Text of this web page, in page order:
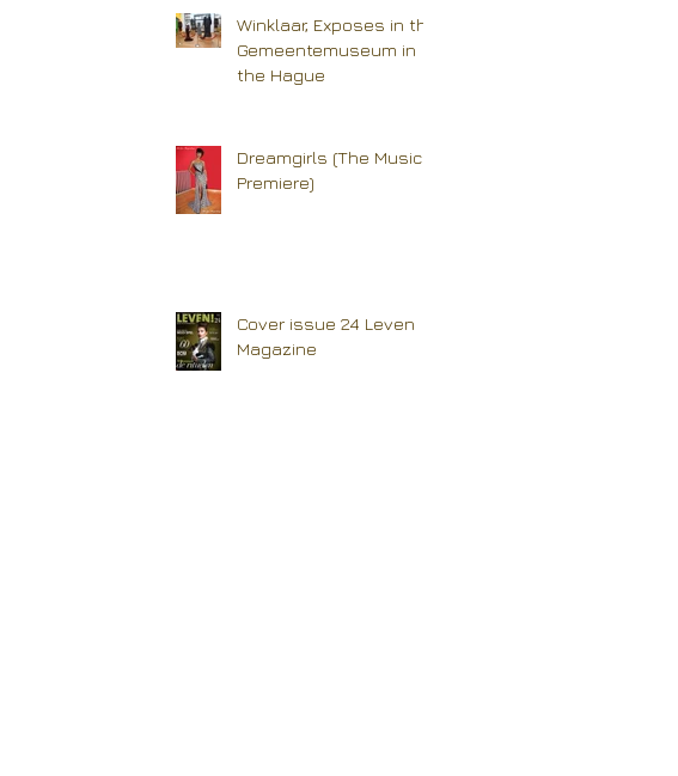
Winklaar, Exposes in the
Gemeentemuseum in
the Hague
Dreamgirls (The Musical
Premiere)
Cover issue 24 Leven
Magazine